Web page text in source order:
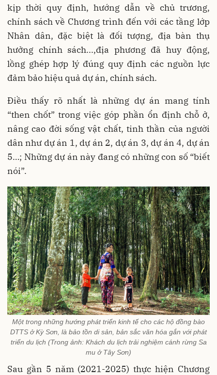
kịp thời quy định, hướng dẫn về chủ trương,
chính sách về Chương trình đến với các tầng lớp
Nhân dân, đặc biệt là đối tượng, địa bàn thụ
hưởng chính sách...,địa phương đã huy động,
lồng ghép hợp lý đúng quy định các nguồn lực
đảm bảo hiệu quả dự án, chính sách.
Điều thấy rõ nhất là những dự án mang tính
“then chốt” trong việc góp phần ổn định chỗ ở,
nâng cao đời sống vật chất, tinh thần của người
dân như dự án 1, dự án 2, dự án 3, dự án 4, dự án
5…; Những dự án này đang có những con số “biết
nói”.
Một trong những hướng phát triển kinh tế cho các hộ đồng bào
DTTS ở Kỳ Sơn, là bảo tồn di sản, bản sắc văn hóa gắn với phát
triển du lịch (Trong ảnh: Khách du lịch trải nghiệm cánh rừng Sa
mu ở Tây Sơn)
Sau gần 5 năm (2021-2025) thực hiện Chương